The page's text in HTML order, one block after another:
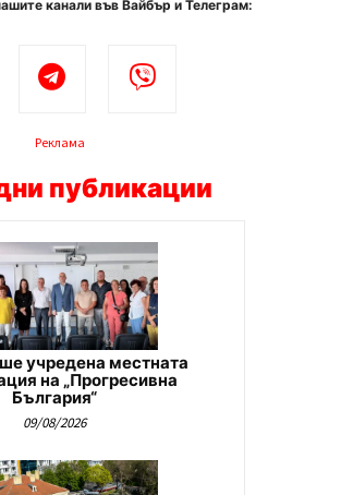
канали във Вайбър и Телеграм:
Реклама
публикации
учредена местната
на „Прогресивна
България“
09/08/2026